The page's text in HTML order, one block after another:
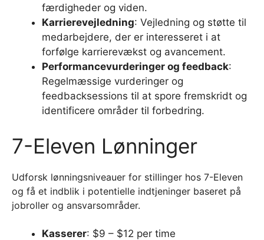
færdigheder og viden.
Karrierevejledning: Vejledning og støtte til
medarbejdere, der er interesseret i at
forfølge karrierevækst og avancement.
Performancevurderinger og feedback:
Regelmæssige vurderinger og
feedbacksessions til at spore fremskridt og
identificere områder til forbedring.
7-Eleven Lønninger
Udforsk lønningsniveauer for stillinger hos 7-Eleven
og få et indblik i potentielle indtjeninger baseret på
jobroller og ansvarsområder.
Kasserer: $9 – $12 per time